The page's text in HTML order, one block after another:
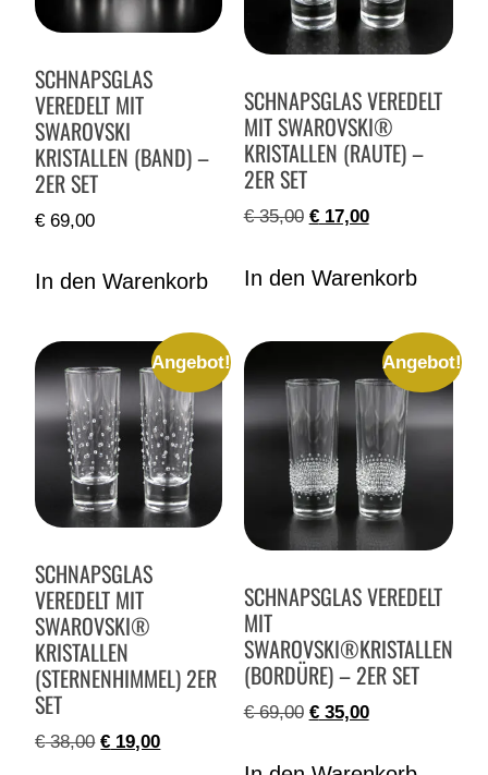
SCHNAPSGLAS
VEREDELT MIT
SWAROVSKI
KRISTALLEN (BAND) –
2ER SET
€ 69,00
In den Warenkorb
SCHNAPSGLAS VEREDELT
MIT SWAROVSKI®
KRISTALLEN (RAUTE) –
2ER SET
€35,00 €17,00
In den Warenkorb
Angebot!
SCHNAPSGLAS
VEREDELT MIT
SWAROVSKI®
KRISTALLEN
(STERNENHIMMEL) 2ER
SET
€38,00 € 19,00
Angebot!
SCHNAPSGLAS VEREDELT
MIT
SWAROVSKI®KRISTALLEN
(BORDÜRE) – 2ER SET
€69,00 €35,00